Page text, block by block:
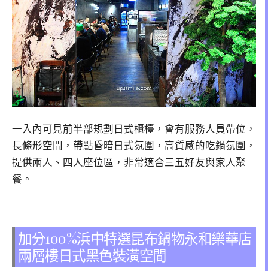
一入內可見前半部規劃日式櫃檯，會有服務人員帶位，
長條形空間，帶點昏暗日式氛圍，高質感的吃鍋氛圍，
提供兩人、四人座位區，非常適合三五好友與家人聚
餐。
加分100%浜中特選昆布鍋物永和樂華店
兩層樓日式黑色裝潢空間